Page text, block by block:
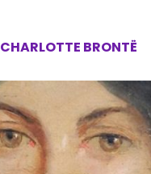
CHARLOTTE BRONTË